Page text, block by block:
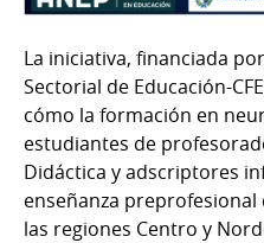
La iniciativa, financiada
Sectorial de Educación-
cómo la formación en
estudiantes de
Didáctica y adscriptores
enseñanza
las regiones Centro y